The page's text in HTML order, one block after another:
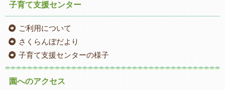
子育て支援センター
ご利用について
さくらんぼだより
子育て支援センターの様子
園へのアクセス